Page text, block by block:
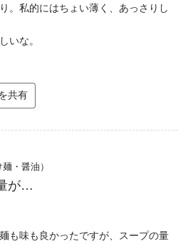
。私的にはちょい薄く、あっさりし
いな。
共有
・醤油）
が…
も味も良かったですが、スープの量